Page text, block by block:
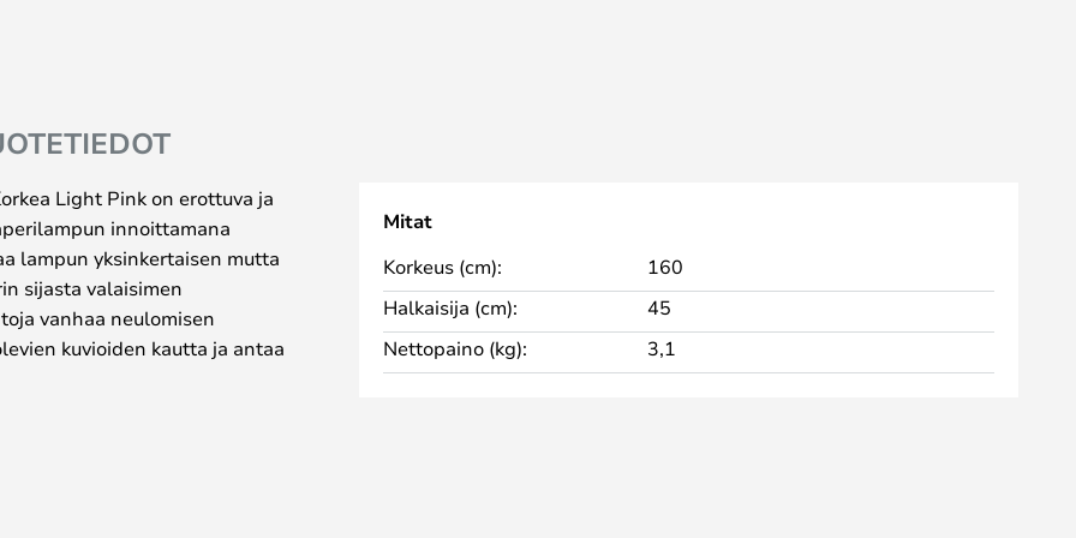
Light Pink on erottuva ja
innoittamana
lampun yksinkertaisen mutta
sijasta valaisimen
vanhaa neulomisen
kuvioiden kautta ja antaa
Mitat
Korkeus (cm):
160
Halkaisija (cm):
45
Nettopaino (kg):
3,1